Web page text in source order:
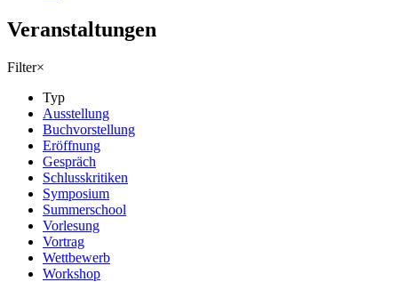
Veranstaltungen
Filter×
Typ
Ausstellung
Buchvorstellung
Eröffnung
Gespräch
Schlusskritiken
Symposium
Summerschool
Vorlesung
Vortrag
Wettbewerb
Workshop